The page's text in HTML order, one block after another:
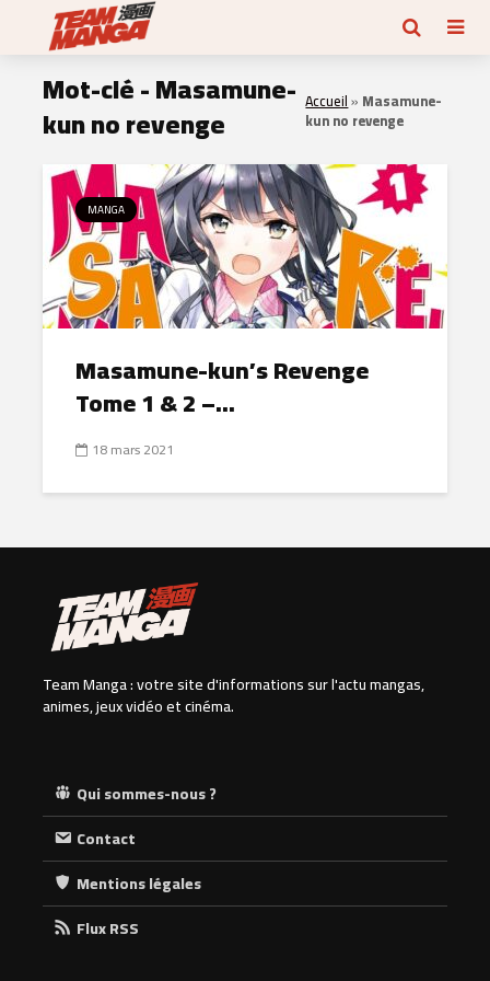
Mot-clé - Masamune-
kun no revenge Accueil» Masamune-
kun no revenge
MANGA
Masamune-kun’s Revenge
Tome 1 & 2 –...
18 mars 2021
Team Manga : votre site d'informations sur l'actu mangas,
animes, jeux vidéo et cinéma.
Qui sommes-nous ?
Contact
Mentions légales
Flux RSS